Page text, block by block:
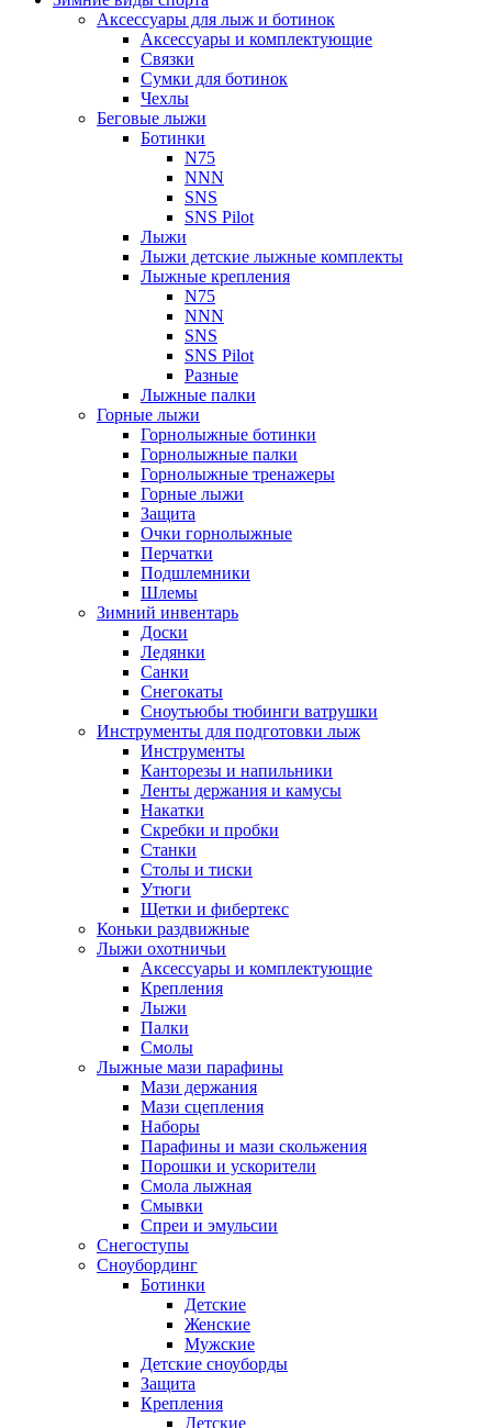
Аксессуары для лыж и ботинок
Аксессуары и комплектующие
Связки
Сумки для ботинок
Чехлы
Беговые лыжи
Ботинки
N75
NNN
SNS
SNS Pilot
Лыжи
Лыжи детские лыжные комплекты
Лыжные крепления
N75
NNN
SNS
SNS Pilot
Разные
Лыжные палки
Горные лыжи
Горнoлыжные ботинки
Горнолыжные палки
Горнолыжные тренажеры
Горные лыжи
Защита
Очки горнолыжные
Перчатки
Подшлемники
Шлемы
Зимний инвентарь
Доски
Ледянки
Санки
Снегокаты
Сноутьюбы тюбинги ватрушки
Инструменты для подготовки лыж
Инструменты
Канторезы и напильники
Ленты держания и камусы
Накатки
Скребки и пробки
Станки
Столы и тиски
Утюги
Щетки и фибертекс
Коньки раздвижные
Лыжи охотничьи
Аксессуары и комплектующие
Крепления
Лыжи
Палки
Смолы
Лыжные мази парафины
Мази держания
Мази сцепления
Наборы
Парафины и мази скольжения
Порошки и ускорители
Смола лыжная
Смывки
Спреи и эмульсии
Снегоступы
Сноубординг
Ботинки
Детские
Женские
Мужские
Детские сноуборды
Защита
Крепления
Детские